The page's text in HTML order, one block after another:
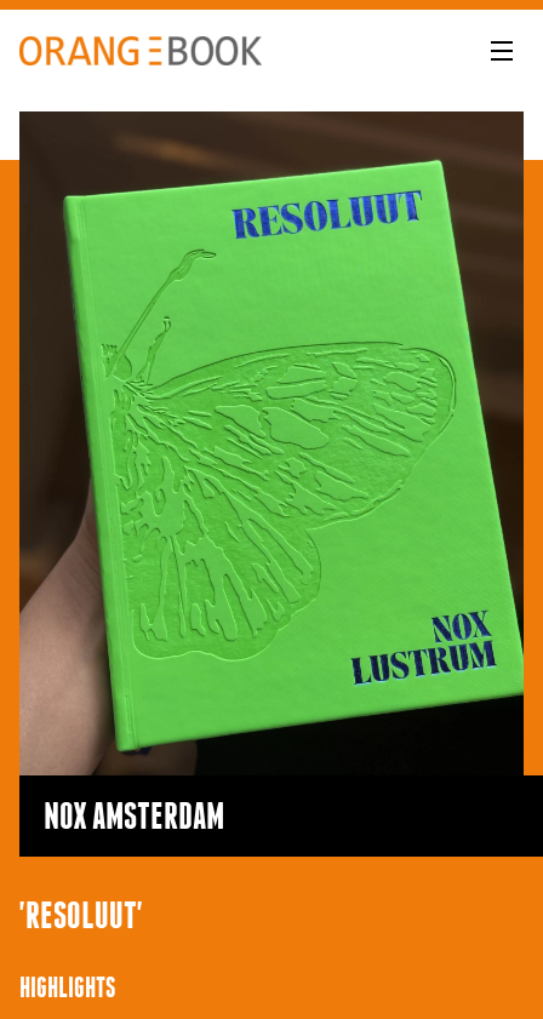
NOX AMSTERDAM
'RESOLUUT'
HIGHLIGHTS